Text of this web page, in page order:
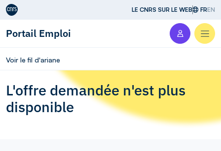
Aller au contenu LE CNRS SUR LE WEB FREN
Portail Emploi
Voir le fil d'ariane
L'offre demandée n'est plus
disponible